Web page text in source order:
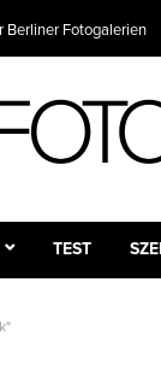
Berliner Fotogalerien
TEST